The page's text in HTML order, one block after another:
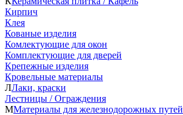
Кирпич
Клея
Кованые изделия
Комлектующие для окон
Комплектующие для дверей
Крепежные изделия
Кровельные материалы
ЛЛаки, краски
Лестницы / Ограждения
ММатериалы для железнодорожных путей